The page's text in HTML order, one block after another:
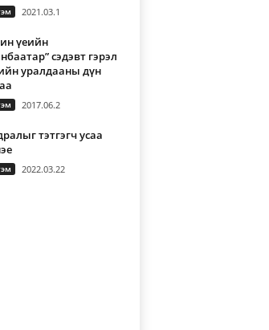
2021.03.1
үеийн
сэдэвт гэрэл
уралдааны дүн
2017.06.2
тэтгэгч усаа
2022.03.22